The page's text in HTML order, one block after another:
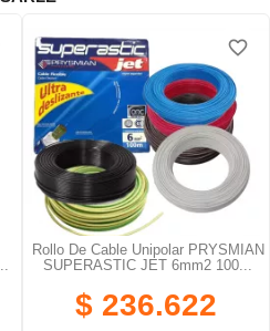
Rollo De Cable Unipolar PRYSMIAN
SUPERASTIC JET 6mm2 100...
$ 236.622
favorite_border